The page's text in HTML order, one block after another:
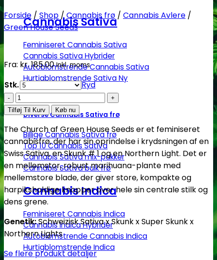
Cannabis Sativa
Feminiseret Cannabis Sativa
Cannabis Sativa Hybrider
Autoblomstrende Cannabis Sativa
Hurtigblomstrende Sativa
Diverse Cannabis Sativa frø
Billige Cannabis Sativa frø
Top 10 Cannabis Sativa
Cannabis Sativa mix-pakker
Cannabis Sativa bulk frø
Cannabis Indica
Feminiseret Cannabis Indica
Cannabis Indica Hybrider
Autoblomstrende Cannabis Indica
Hurtigblomstrende Indica
Forside / Shop /Cannabis frø / Cannabis Avlere /
Green House Seeds
Fra: kr.185.00 Inkl. moms
Stk.
Ryd
The
Church
Fem.
Cannabis
frø
-
Green
House
Seeds
antal
Tilføj Til Kurv Køb nu
The Church af Green House Seeds er et feminiseret
cannabisfrø, der har sin oprindelse i krydsningen af en
Swiss Sativa, en Skunk # 1 og en Northern Light. Det er
en mellemstor, robust marihuana-plante med
mellemstore blade, der giver store, kompakte og
harpiksholdige knopper over hele sin centrale stilk og
dens grene.
Genetik:Schweizisk Sativa x Skunk x Super Skunk x
Northern Lights
Se flere produkt detaljer